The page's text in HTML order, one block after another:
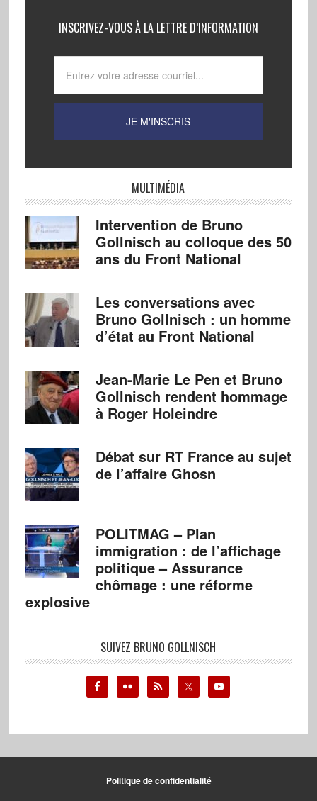
INSCRIVEZ-VOUS À LA LETTRE D’INFORMATION
MULTIMÉDIA
Intervention de Bruno
Gollnisch au colloque des 50
ans du Front National
Les conversations avec
Bruno Gollnisch : un homme
d’état au Front National
Jean-Marie Le Pen et Bruno
Gollnisch rendent hommage
à Roger Holeindre
Débat sur RT France au sujet
de l’affaire Ghosn
POLITMAG – Plan
immigration : de l’affichage
politique – Assurance
chômage : une réforme
explosive
SUIVEZ BRUNO GOLLNISCH
Politique de confidentialité